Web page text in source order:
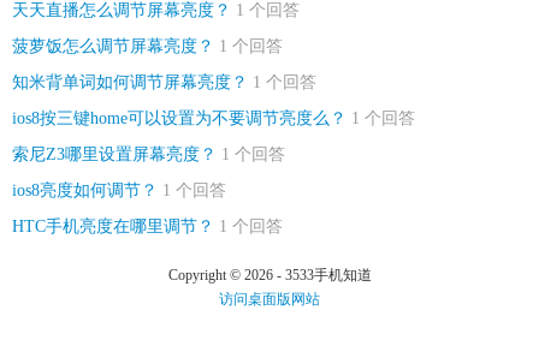
天天直播怎么调节屏幕亮度？ 1 个回答
菠萝饭怎么调节屏幕亮度？ 1 个回答
知米背单词如何调节屏幕亮度？ 1 个回答
ios8按三键home可以设置为不要调节亮度么？ 1 个回答
索尼Z3哪里设置屏幕亮度？ 1 个回答
ios8亮度如何调节？ 1 个回答
HTC手机亮度在哪里调节？ 1 个回答
Copyright © 2026 - 3533手机知道
访问桌面版网站